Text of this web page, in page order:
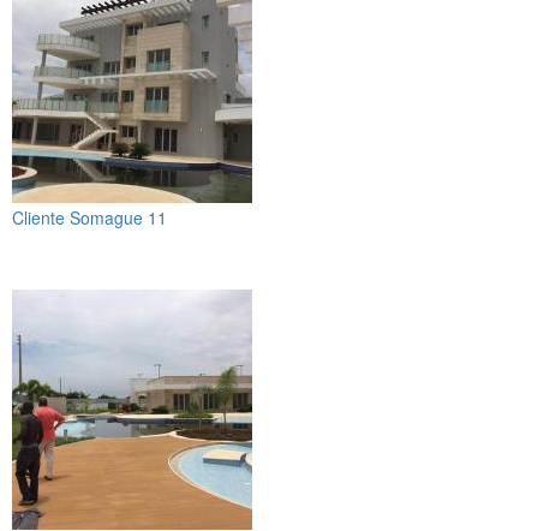
Cliente Somague 11